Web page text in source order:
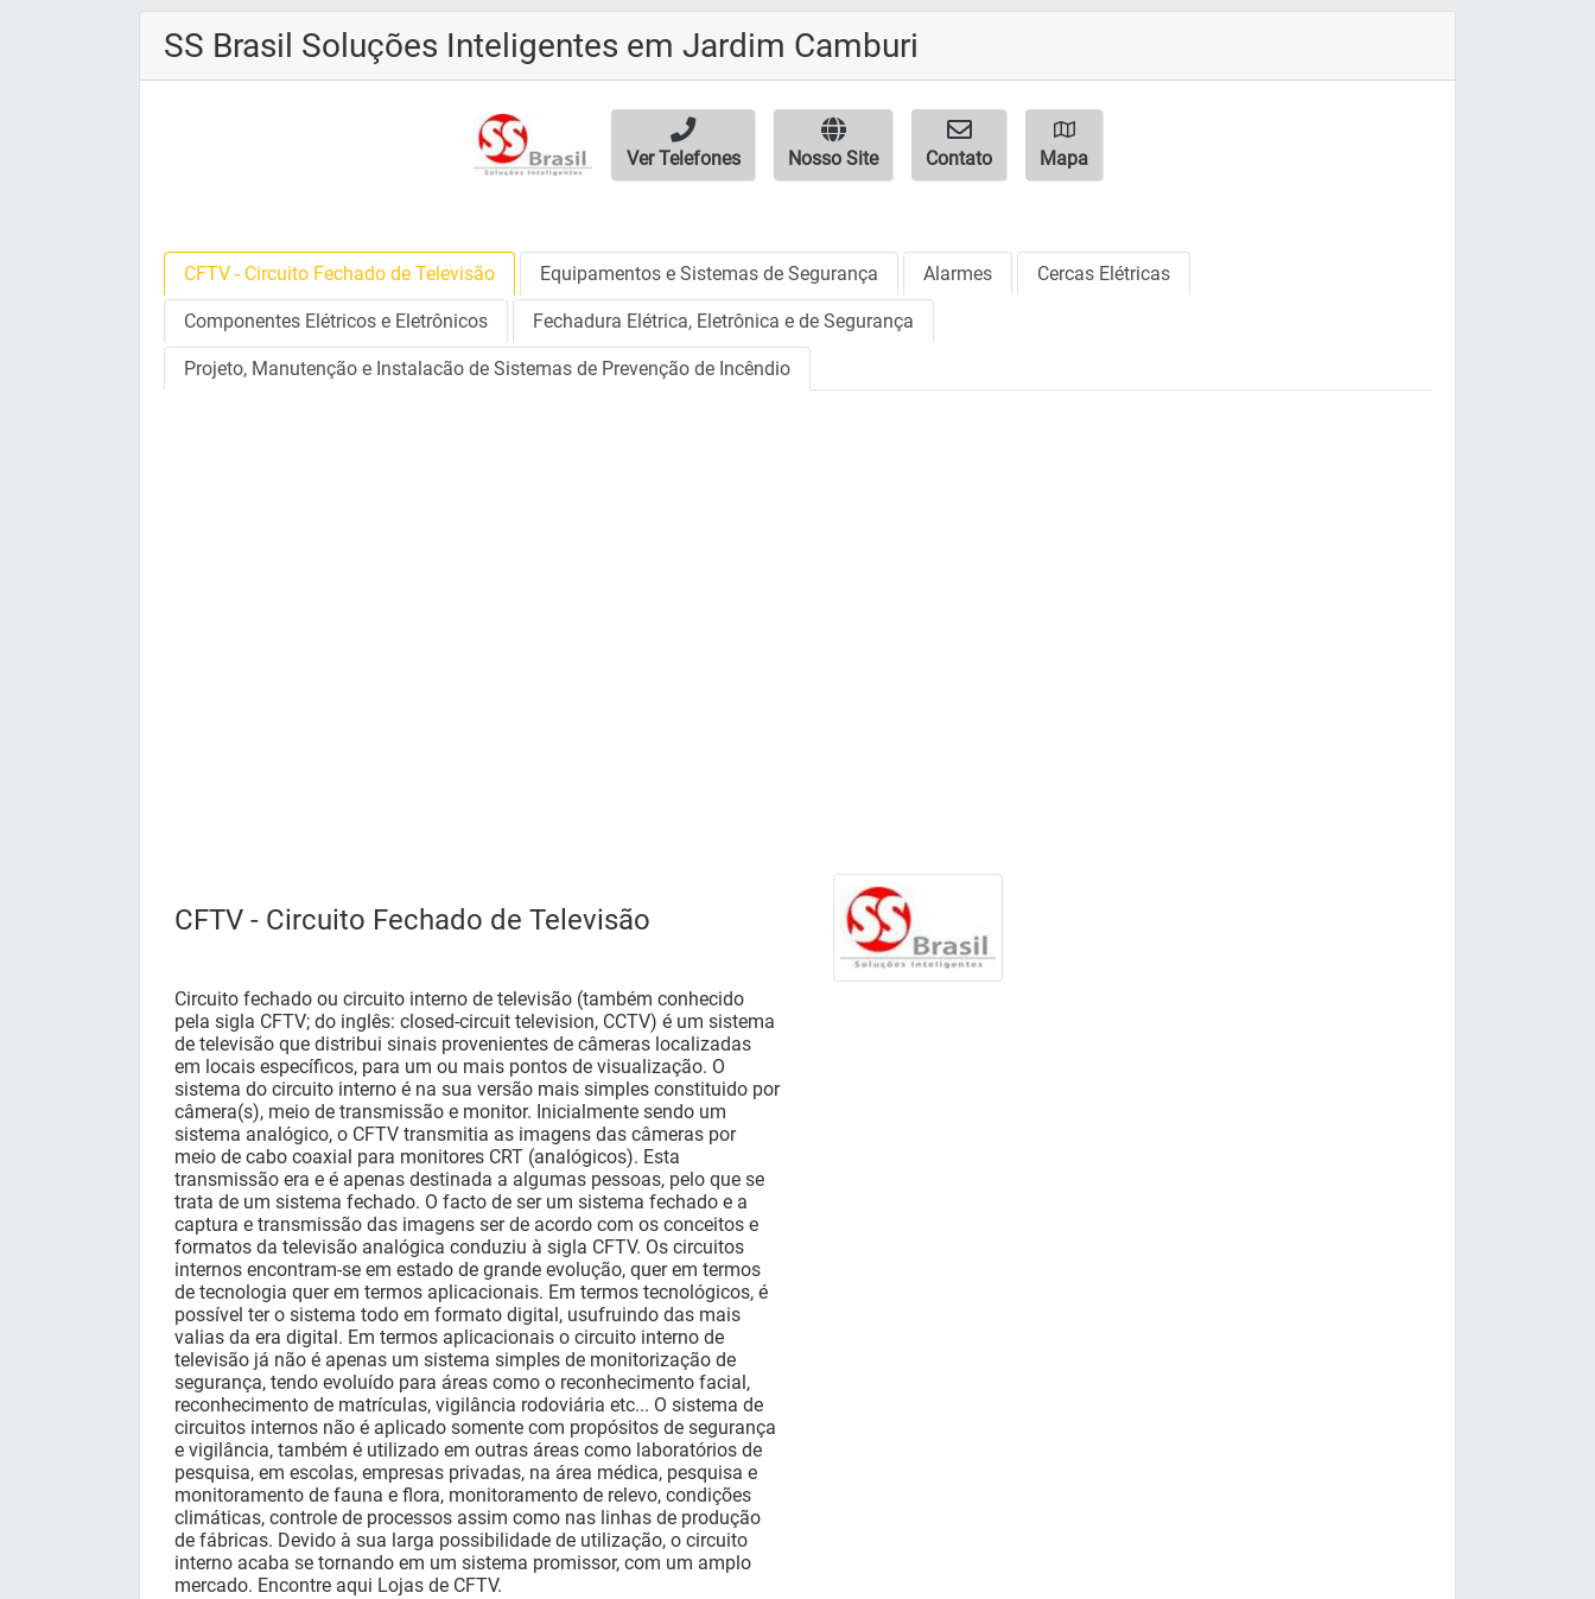
SS Brasil Soluções Inteligentes em Jardim Camburi
Ver Telefones Nosso Site Contato Mapa
CFTV - Circuito Fechado de Televisão Equipamentos e Sistemas de Segurança Alarmes Cercas Elétricas
Componentes Elétricos e Eletrônicos Fechadura Elétrica, Eletrônica e de Segurança
Projeto, Manutenção e Instalacão de Sistemas de Prevenção de Incêndio
CFTV - Circuito Fechado de Televisão
Circuito fechado ou circuito interno de televisão (também conhecido
pela sigla CFTV; do inglês: closed-circuit television, CCTV) é um sistema
de televisão que distribui sinais provenientes de câmeras localizadas
em locais específicos, para um ou mais pontos de visualização. O
sistema do circuito interno é na sua versão mais simples constituido por
câmera(s), meio de transmissão e monitor. Inicialmente sendo um
sistema analógico, o CFTV transmitia as imagens das câmeras por
meio de cabo coaxial para monitores CRT (analógicos). Esta
transmissão era e é apenas destinada a algumas pessoas, pelo que se
trata de um sistema fechado. O facto de ser um sistema fechado e a
captura e transmissão das imagens ser de acordo com os conceitos e
formatos da televisão analógica conduziu à sigla CFTV. Os circuitos
internos encontram-se em estado de grande evolução, quer em termos
de tecnologia quer em termos aplicacionais. Em termos tecnológicos, é
possível ter o sistema todo em formato digital, usufruindo das mais
valias da era digital. Em termos aplicacionais o circuito interno de
televisão já não é apenas um sistema simples de monitorização de
segurança, tendo evoluído para áreas como o reconhecimento facial,
reconhecimento de matrículas, vigilância rodoviária etc... O sistema de
circuitos internos não é aplicado somente com propósitos de segurança
e vigilância, também é utilizado em outras áreas como laboratórios de
pesquisa, em escolas, empresas privadas, na área médica, pesquisa e
monitoramento de fauna e flora, monitoramento de relevo, condições
climáticas, controle de processos assim como nas linhas de produção
de fábricas. Devido à sua larga possibilidade de utilização, o circuito
interno acaba se tornando em um sistema promissor, com um amplo
mercado. Encontre aqui Lojas de CFTV.